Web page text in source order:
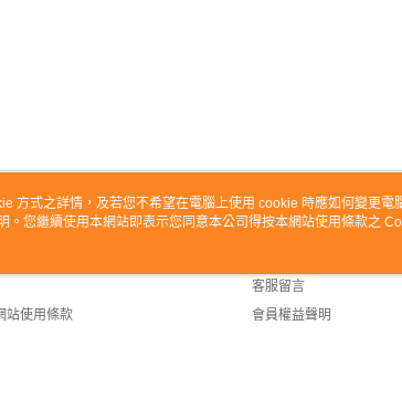
站使用條款
客服資訊
客服留言
會員權益聲明
方式之詳情，及若您不希望在電腦上使用 cookie 時應如何變更電
。您繼續使用本網站即表示您同意本公司得按本網站使用條款之